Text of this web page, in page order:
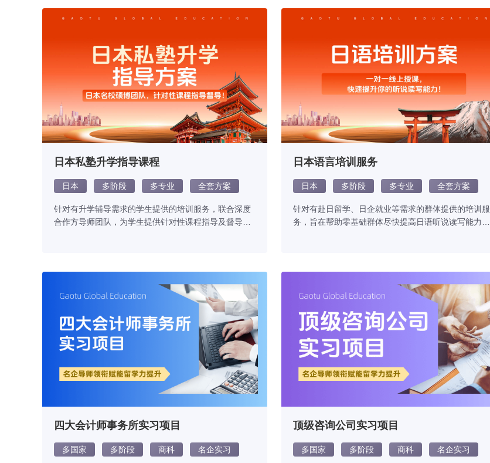
日本私塾升学指导课程
日本 多阶段 多专业 全套方案
针对有升学辅导需求的学生提供的培训服务，联合深度
合作方导师团队，为学生提供针对性课程指导及督导服
日本语言培训服务
日本 多阶段 多专业 全套方案
针对有赴日留学、日企就业等需求的群体提供的培训服
务，旨在帮助零基础群体尽快提高日语听说读写能力，
四大会计师事务所实习项目
多国家 多阶段 商科 名企实习
顶级咨询公司实习项目
多国家 多阶段 商科 名企实习